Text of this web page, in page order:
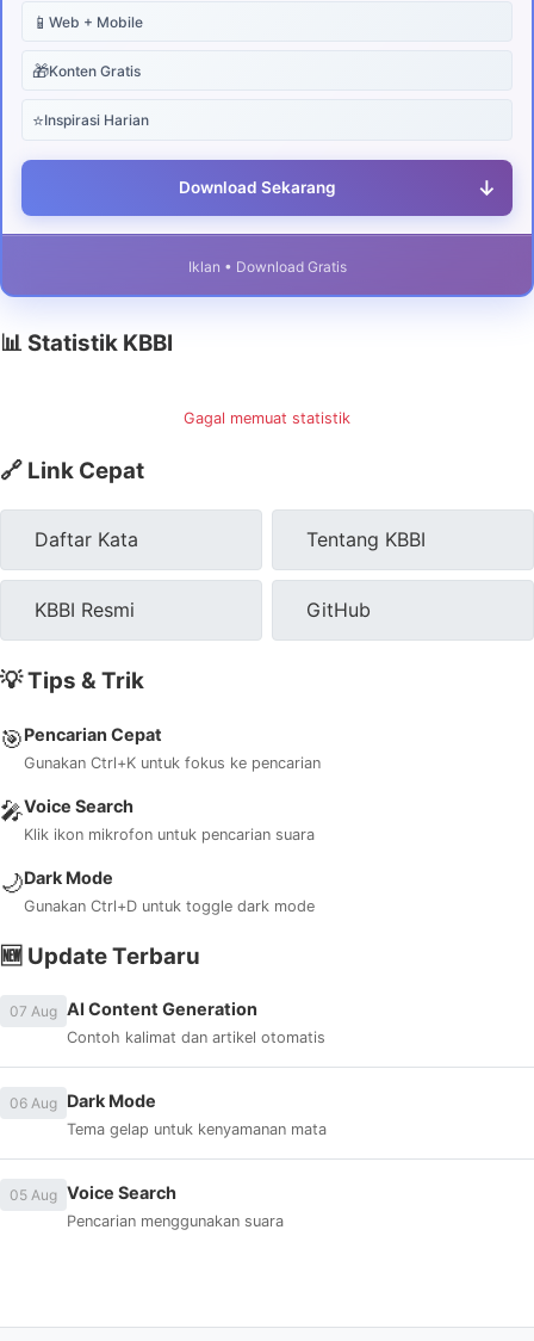
📱 Web + Mobile
🎁Konten Gratis
⭐Inspirasi Harian
Download Sekarang ↓
Iklan • Download Gratis
📊 Statistik KBBI
Gagal memuat statistik
🔗 Link Cepat
Daftar Kata Tentang KBBI
KBBI Resmi GitHub
💡 Tips & Trik
🎯Pencarian Cepat
Gunakan Ctrl+K untuk fokus ke pencarian
🎤Voice Search
Klik ikon mikrofon untuk pencarian suara
🌙Dark Mode
Gunakan Ctrl+D untuk toggle dark mode
🆕 Update Terbaru
07 Aug AI Content Generation
Contoh kalimat dan artikel otomatis
06 Aug Dark Mode
Tema gelap untuk kenyamanan mata
05 Aug Voice Search
Pencarian menggunakan suara